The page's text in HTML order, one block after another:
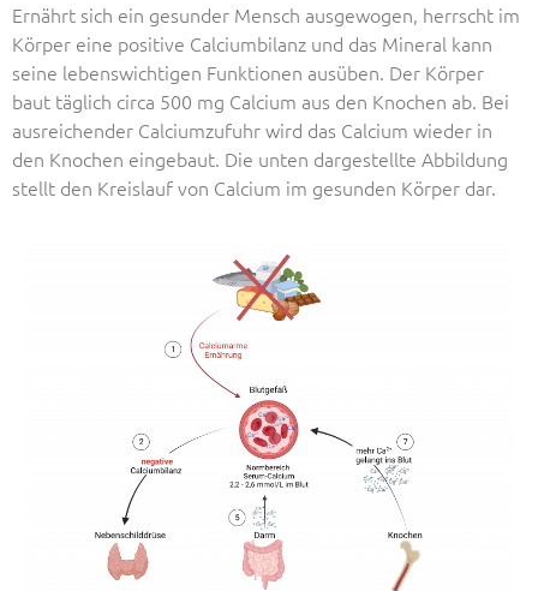
Ernährt sich ein gesunder Mensch ausgewogen, herrscht im
Körper eine positive Calciumbilanz und das Mineral kann
seine lebenswichtigen Funktionen ausüben. Der Körper
baut täglich circa 500 mg Calcium aus den Knochen ab. Bei
ausreichender Calciumzufuhr wird das Calcium wieder in
den Knochen eingebaut. Die unten dargestellte Abbildung
stellt den Kreislauf von Calcium im gesunden Körper dar.